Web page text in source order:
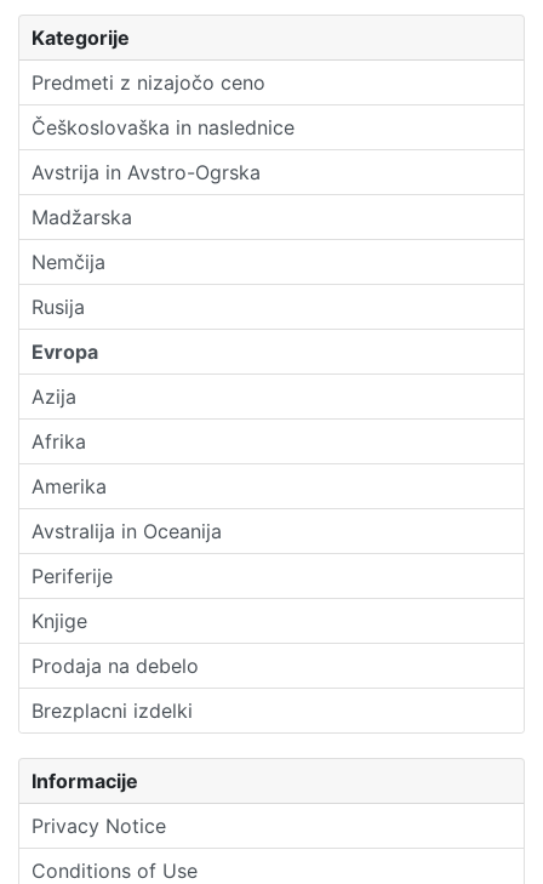
Kategorije
Predmeti z nizajočo ceno
Češkoslovaška in naslednice
Avstrija in Avstro-Ogrska
Madžarska
Nemčija
Rusija
Evropa
Azija
Afrika
Amerika
Avstralija in Oceanija
Periferije
Knjige
Prodaja na debelo
Brezplacni izdelki
Informacije
Privacy Notice
Conditions of Use